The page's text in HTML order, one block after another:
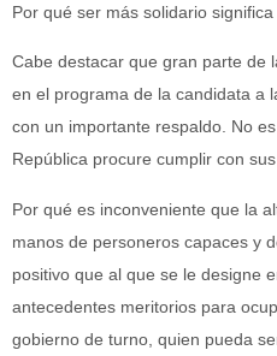
Por qué ser más solidario significa
Cabe destacar que gran parte de
en el programa de la candidata a
con un importante respaldo. No
República procure cumplir con
Por qué es inconveniente que la
manos de personeros capaces y
positivo que al que se le designe
antecedentes meritorios para
gobierno de turno, quien pueda